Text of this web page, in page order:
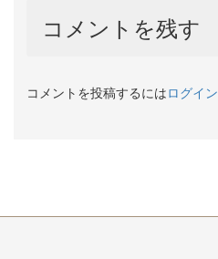
コメントを残す
コメントを投稿するには ログイン